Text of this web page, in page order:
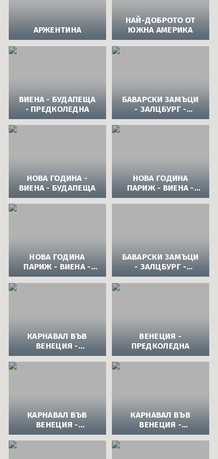
АРЖЕНТИНА
НАЙ-ДОБРОТО ОТ
ЮЖНА АМЕРИКА
ВИЕНА - БУДАПЕЩА
- ПРЕДКОЛЕДНА
БАВАРСКИ ЗАМЪЦИ
- ЗАЛЦБУРГ -
ИНСБРУК - МЮНХЕН
- ПРЕДКОЛЕДНА
НОВА ГОДИНА -
ВИЕНА - БУДАПЕЩА
НОВА ГОДИНА
ПАРИЖ - ВИЕНА -
ЗАЛЦБУРГ
НОВА ГОДИНА
ПАРИЖ - ВИЕНА -
ЗАЛЦБУРГ -
ИКОНОМИЧЕН
БАВАРСКИ ЗАМЪЦИ
- ЗАЛЦБУРГ -
ИНСБРУК - МЮНХЕН
- ПРЕДКОЛЕДНА
КАРНАВАЛ ВЪВ
ВЕНЕЦИЯ -
ПЕТДНЕВНА -
ВАРИАНТ 1
ВЕНЕЦИЯ -
ПРЕДКОЛЕДНА
КАРНАВАЛ ВЪВ
ВЕНЕЦИЯ -
ПЕТДНЕВНА -
КАРНАВАЛ ВЪВ
ВЕНЕЦИЯ -
ШЕСТДНЕВНА